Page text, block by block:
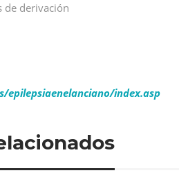
de derivación
epilepsiaenelanciano/index.asp